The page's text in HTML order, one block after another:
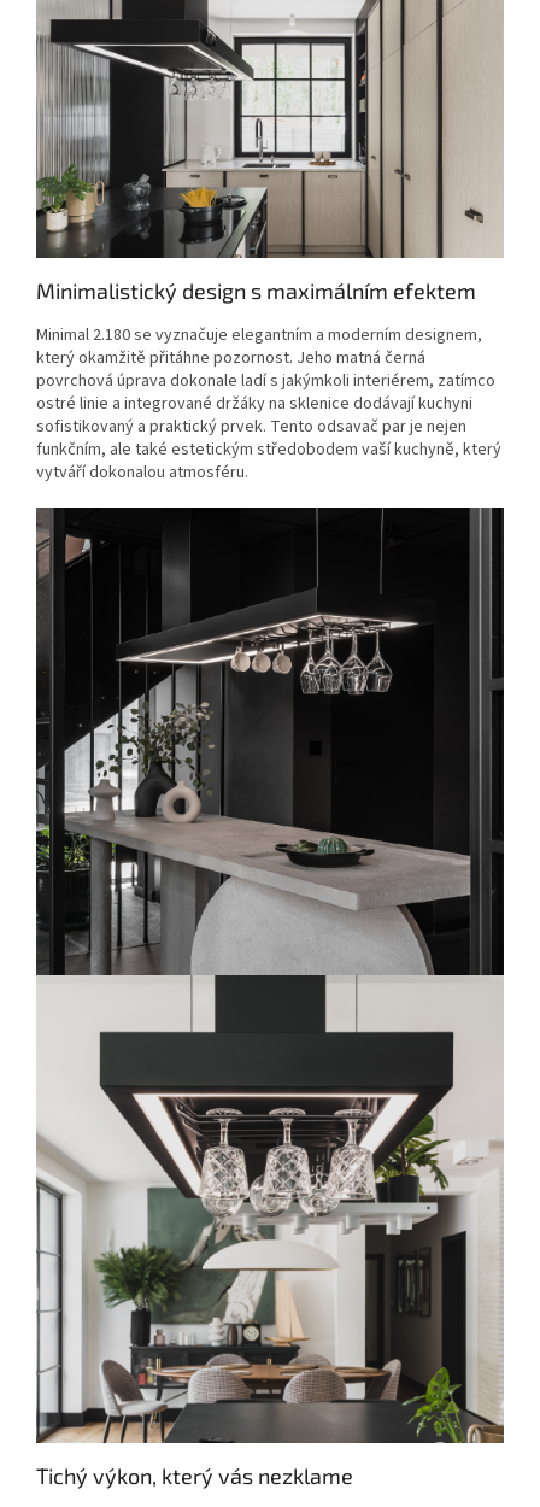
Minimalistický design s maximálním efektem
Minimal 2.180 se vyznačuje elegantním a moderním designem,
který okamžitě přitáhne pozornost. Jeho matná černá
povrchová úprava dokonale ladí s jakýmkoli interiérem, zatímco
ostré linie a integrované držáky na sklenice dodávají kuchyni
sofistikovaný a praktický prvek. Tento odsavač par je nejen
funkčním, ale také estetickým středobodem vaší kuchyně, který
vytváří dokonalou atmosféru.
Tichý výkon, který vás nezklame